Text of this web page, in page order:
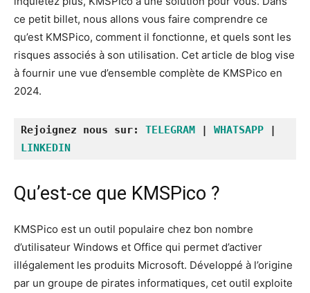
ce petit billet, nous allons vous faire comprendre ce
qu’est KMSPico, comment il fonctionne, et quels sont les
risques associés à son utilisation. Cet article de blog vise
à fournir une vue d’ensemble complète de KMSPico en
2024.
Rejoignez nous sur: TELEGRAM | WHATSAPP
LINKEDIN
Qu’est-ce que KMSPico ?
KMSPico est un outil populaire chez bon nombre
d’utilisateur Windows et Office qui permet d’activer
illégalement les produits Microsoft. Développé à l’origine
par un groupe de pirates informatiques, cet outil exploite